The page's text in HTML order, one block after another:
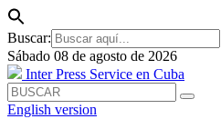
Buscar:
Sábado 08 de agosto de 2026
Inter Press Service en Cuba
English version